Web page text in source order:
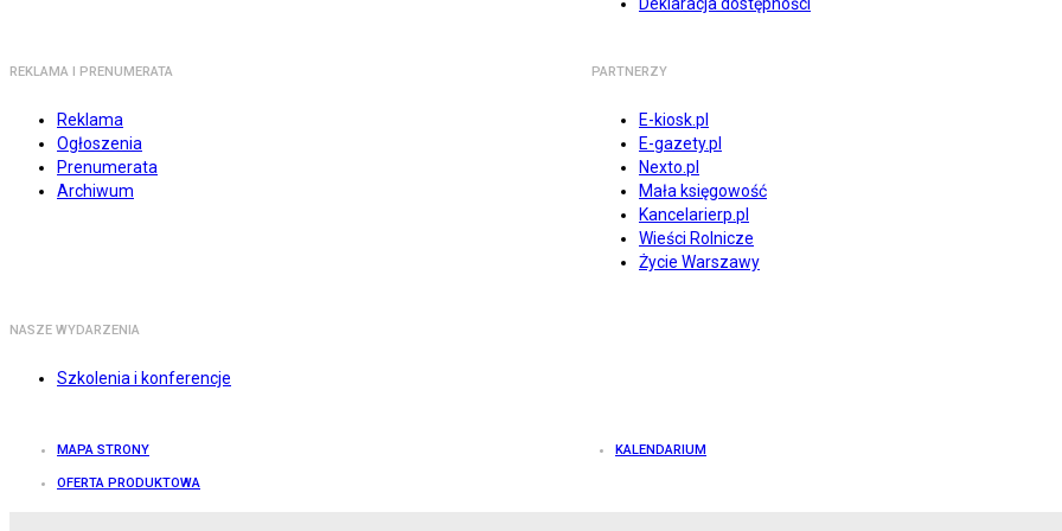
REKLAMA I PRENUMERATA
Reklama
Ogłoszenia
Prenumerata
Archiwum
PARTNERZY
E-kiosk.pl
E-gazety.pl
Nexto.pl
Mała księgowość
Kancelarierp.pl
Wieści Rolnicze
Życie Warszawy
NASZE WYDARZENIA
Szkolenia i konferencje
MAPA STRONY KALENDARIUM
OFERTA PRODUKTOWA